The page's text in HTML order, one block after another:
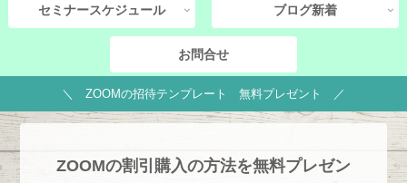
セミナースケジュール ブログ新着
お問合せ
＼ ZOOMの招待テンプレート 無料プレゼント ／
ZOOMの割引購入の方法を無料プレゼン